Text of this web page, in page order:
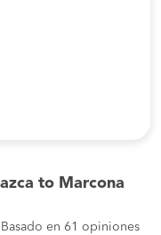
to Marcona
Basado en 61 opiniones